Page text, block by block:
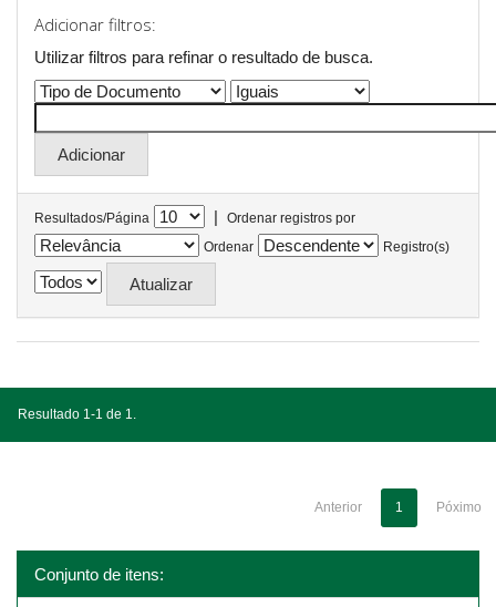
Adicionar filtros:
Utilizar filtros para refinar o resultado de busca.
Resultados/Página |
Ordenar registros por
Ordenar
Registro(s)
Resultado 1-1 de 1.
Anterior 1 Póximo
Conjunto de itens: